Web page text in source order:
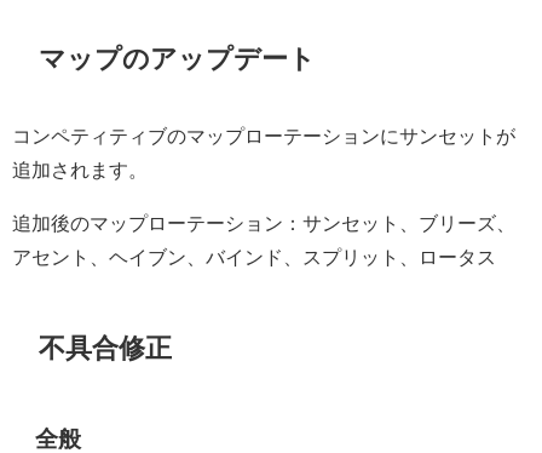
マップのアップデート
コンペティティブのマップローテーションにサンセットが
追加されます。
追加後のマップローテーション：サンセット、ブリーズ、
アセント、ヘイブン、バインド、スプリット、ロータス
不具合修正
全般